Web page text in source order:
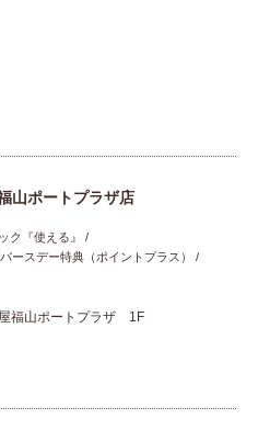
山ポートプラザ店
ク『使える』
バースデー特典（ポイントプラス）
福山ポートプラザ 1F